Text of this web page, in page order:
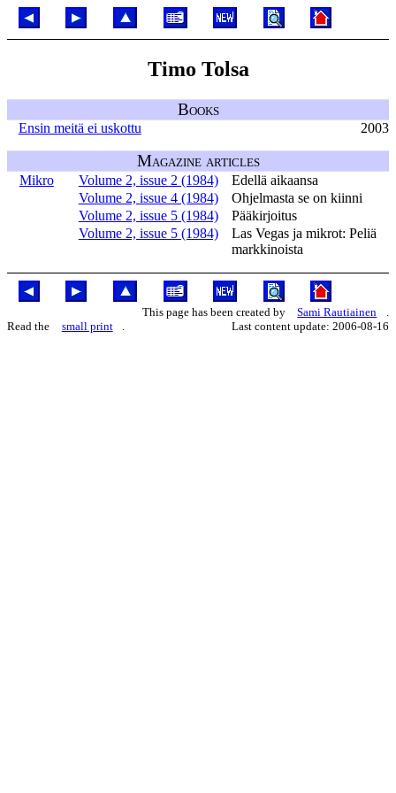
Timo Tolsa
Books
Ensin meitä ei uskottu 2003
Magazine articles
Mikro Volume 2, issue 2 (1984)
Edellä aikaansa
Volume 2, issue 4 (1984)
Ohjelmasta se on kiinni
Volume 2, issue 5 (1984)
Pääkirjoitus
Volume 2, issue 5 (1984)
Las Vegas ja mikrot: Peliä
markkinoista
This page has been created by Sami Rautiainen
Read the
small print Last content update: 2006-08-16